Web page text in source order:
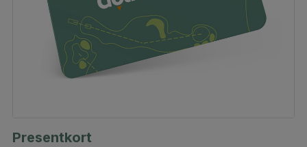
Presentkort